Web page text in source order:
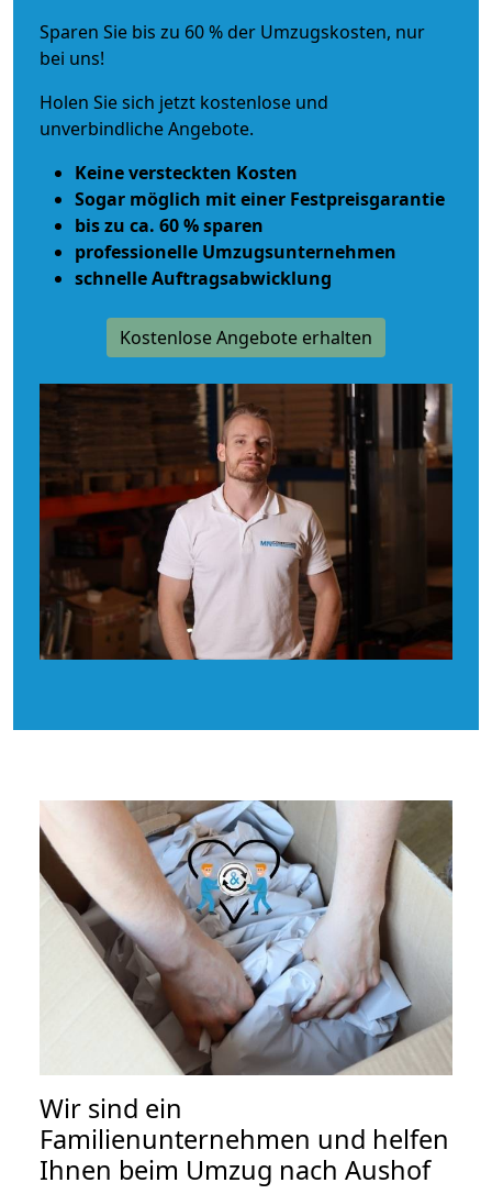
Sparen Sie bis zu 60 % der Umzugskosten, nur
bei uns!
Holen Sie sich jetzt kostenlose und
unverbindliche Angebote.
Keine versteckten Kosten
Sogar möglich mit einer Festpreisgarantie
bis zu ca. 60 % sparen
professionelle Umzugsunternehmen
schnelle Auftragsabwicklung
Kostenlose Angebote erhalten
Wir sind ein
Familienunternehmen und helfen
Ihnen beim Umzug nach Aushof